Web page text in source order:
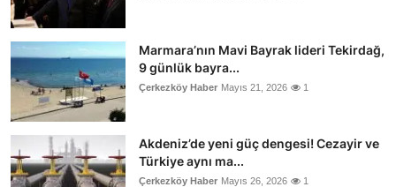
Marmara’nın Mavi Bayrak lideri Tekirdağ,
9 günlük bayra...
Çerkezköy Haber Mayıs 21, 2026 1
Akdeniz’de yeni güç dengesi! Cezayir ve
Türkiye aynı ma...
Çerkezköy Haber Mayıs 26, 2026 1